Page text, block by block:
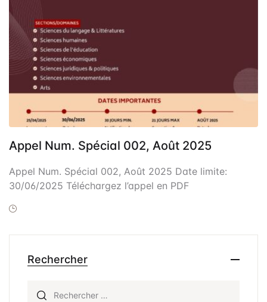
Publication
Malpractice
Indexation
Contacts
Appel Num. Spécial 002, Août 2025
Appel Num. Spécial 002, Août 2025 Date limite:
30/06/2025 Téléchargez l’appel en PDF
Rechercher